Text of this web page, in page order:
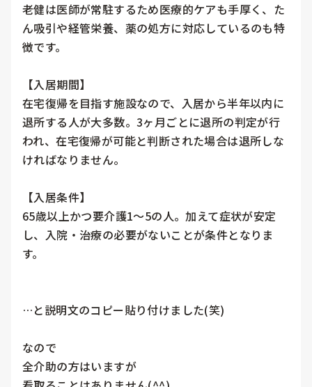
老健は医師が常駐するため医療的ケアも手厚く、た
ん吸引や経管栄養、薬の処方に対応しているのも特
徴です。
【入居期間】
在宅復帰を目指す施設なので、入居から半年以内に
退所する人が大多数。3ヶ月ごとに退所の判定が行
われ、在宅復帰が可能と判断された場合は退所しな
ければなりません。
【入居条件】
65歳以上かつ要介護1～5の人。加えて症状が安定
し、入院・治療の必要がないことが条件となりま
す。
…と説明文のコピー貼り付けました(笑)
なので
全介助の方はいますが